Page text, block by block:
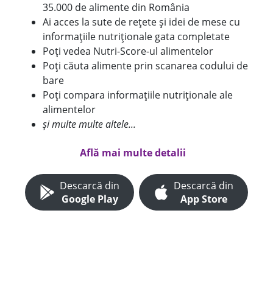
35.000 de alimente din România
Ai acces la sute de rețete și idei de mese cu
informațiile nutriționale gata completate
Poți vedea Nutri-Score-ul alimentelor
Poți căuta alimente prin scanarea codului de
bare
Poți compara informațiile nutriționale ale
alimentelor
și multe multe altele...
Află mai multe detalii
Descarcă din
Google Play
Descarcă din
App Store